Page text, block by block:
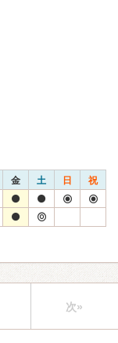
金 土 日 祝
次»